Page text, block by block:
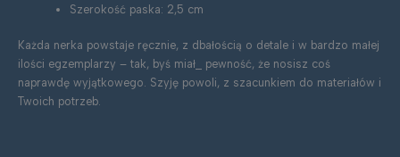
Szerokość paska: 2,5 cm
Każda nerka powstaje ręcznie, z dbałością o detale i w bardzo małej
ilości egzemplarzy – tak, byś miał_ pewność, że nosisz coś
naprawdę wyjątkowego. Szyję powoli, z szacunkiem do materiałów i
Twoich potrzeb.